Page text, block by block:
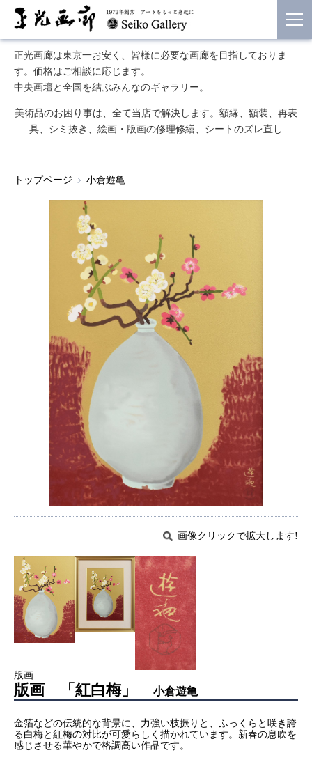
正光画廊は東京一お安く、皆様に必要な画廊を目指しておりま
す。価格はご相談に応じます。
中央画壇と全国を結ぶみんなのギャラリー。
美術品のお困り事は、全て当店で解決します。額縁、額装、再表
具、シミ抜き、絵画・版画の修理修繕、シートのズレ直し
トップページ 小倉遊亀
画像クリックで拡大します!
版画
版画 「紅白梅」 小倉遊亀
金箔などの伝統的な背景に、力強い枝振りと、ふっくらと咲き誇
る白梅と紅梅の対比が可愛らしく描かれています。新春の息吹を
感じさせる華やかで格調高い作品です。